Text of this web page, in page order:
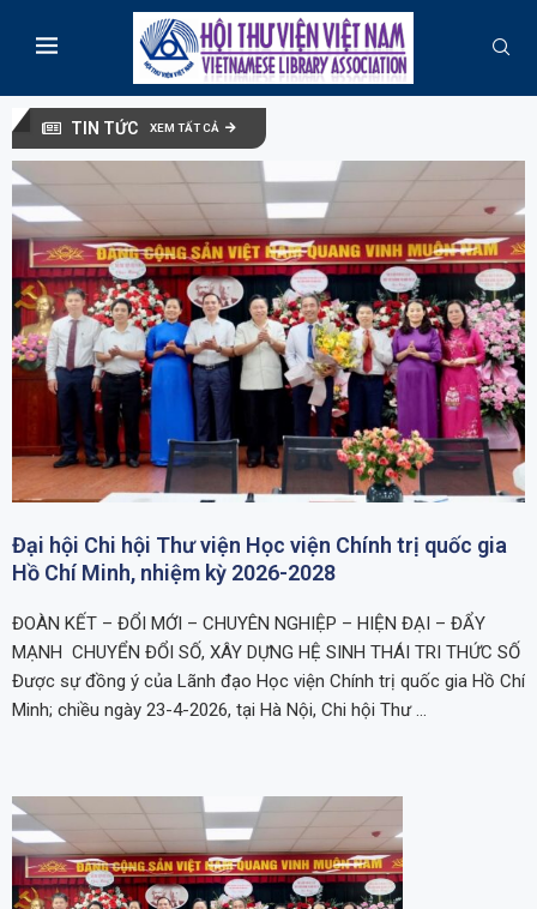
TIN TỨC XEM TẤT CẢ
Đại hội Chi hội Thư viện Học viện Chính trị quốc gia
Hồ Chí Minh, nhiệm kỳ 2026-2028
ĐOÀN KẾT – ĐỔI MỚI – CHUYÊN NGHIỆP – HIỆN ĐẠI – ĐẨY
MẠNH CHUYỂN ĐỔI SỐ, XÂY DỰNG HỆ SINH THÁI TRI THỨC SỐ
Được sự đồng ý của Lãnh đạo Học viện Chính trị quốc gia Hồ Chí
Minh; chiều ngày 23-4-2026, tại Hà Nội, Chi hội Thư …